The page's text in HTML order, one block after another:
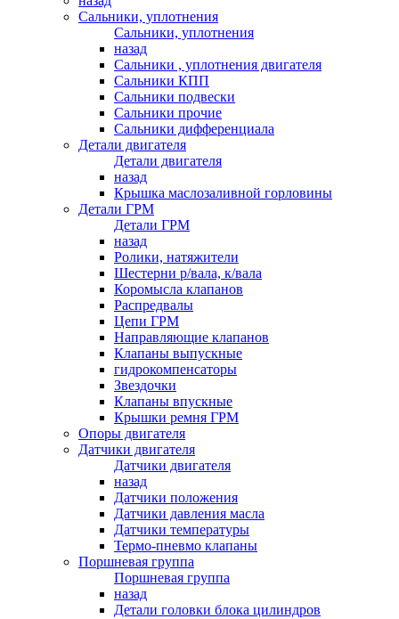
Сальники, уплотнения
Сальники, уплотнения
назад
Сальники , уплотнения двигателя
Сальники КПП
Сальники подвески
Сальники прочие
Сальники дифференциала
Детали двигателя
Детали двигателя
назад
Крышка маслозаливной горловины
Детали ГРМ
Детали ГРМ
назад
Ролики, натяжители
Шестерни р/вала, к/вала
Коромысла клапанов
Распредвалы
Цепи ГРМ
Направляющие клапанов
Клапаны выпускные
гидрокомпенсаторы
Звездочки
Клапаны впускные
Крышки ремня ГРМ
Опоры двигателя
Датчики двигателя
Датчики двигателя
назад
Датчики положения
Датчики давления масла
Датчики температуры
Термо-пневмо клапаны
Поршневая группа
Поршневая группа
назад
Детали головки блока цилиндров